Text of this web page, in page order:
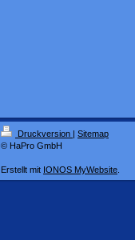
Druckversion | Sitemap
© HaPro GmbH
Erstellt mit IONOS MyWebsite